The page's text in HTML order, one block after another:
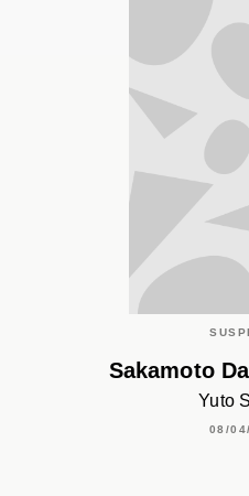
Sakamoto
Yuto
08/